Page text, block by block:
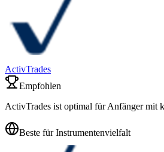
ActivTrades
Empfohlen
ActivTrades ist optimal für Anfänger mit
Beste für Instrumentenvielfalt